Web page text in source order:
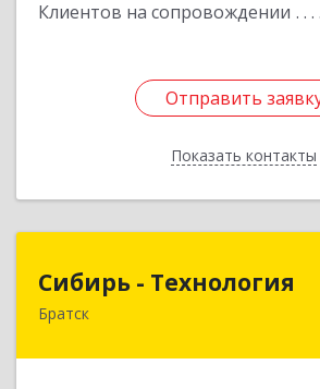
Клиентов на сопровождении
Отправить
Показать контакты
Отправить
Назад
Сибирь - Технология
Братск